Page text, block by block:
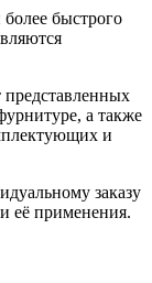
быстрого
представленных
а также
и
заказу
её применения.